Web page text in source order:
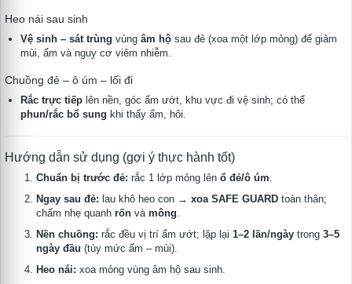
Heo nái sau sinh
Vệ sinh – sát trùng vùng âm hộ sau đẻ (xoa một lớp mỏng) để giảm
mùi, ẩm và nguy cơ viêm nhiễm.
Chuồng đẻ – ô úm – lối đi
Rắc trực tiếp lên nền, góc ẩm ướt, khu vực đi vệ sinh; có thể
phun/rắc bổ sung khi thấy ẩm, hôi.
Hướng dẫn sử dụng (gợi ý thực hành tốt)
Chuẩn bị trước đẻ: rắc 1 lớp mỏng lên ổ đẻ/ô úm.
Ngay sau đẻ: lau khô heo con → xoa SAFE GUARD toàn thân;
chấm nhẹ quanh rốn và mông.
Nền chuồng: rắc đều vị trí ẩm ướt; lặp lại 1–2 lần/ngày trong 3–5
ngày đầu (tùy mức ẩm – mùi).
Heo nái: xoa mỏng vùng âm hộ sau sinh.